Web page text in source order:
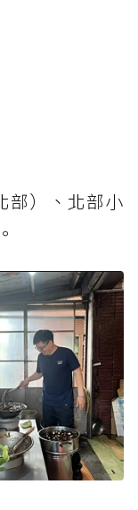
部）、北部小